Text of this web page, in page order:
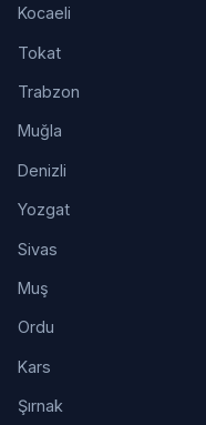
Kocaeli
Tokat
Trabzon
Muğla
Denizli
Yozgat
Sivas
Muş
Ordu
Kars
Şırnak